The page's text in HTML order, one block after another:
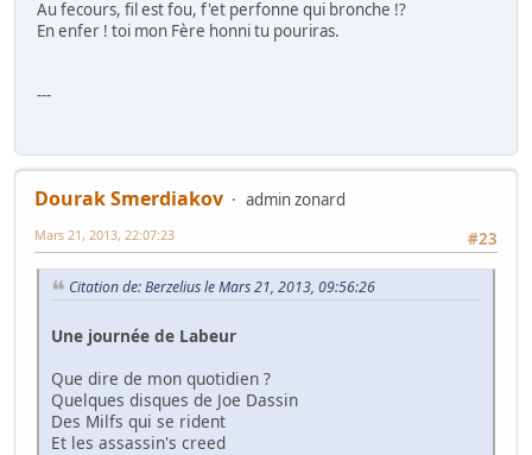
Au fecours, fil est fou, f'et perfonne qui bronche !?
En enfer ! toi mon Fère honni tu pouriras.
---
Dourak Smerdiakov
admin zonard
#23
Mars 21, 2013, 22:07:23
Citation de: Berzelius le Mars 21, 2013, 09:56:26
Une journée de Labeur
Que dire de mon quotidien ?
Quelques disques de Joe Dassin
Des Milfs qui se rident
Et les assassin's creed